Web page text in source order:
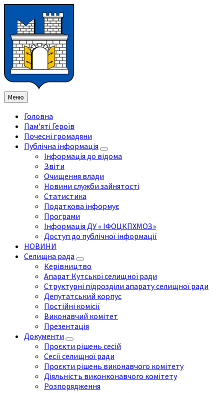
змісту
ліву
бічну
панель
праву
бічну
панель
нижнього
колонтитула
Меню
Головна
Пам'яті Героїв
Почесні громадяни
Публічна інформація
Інформація до відома
Звіти
Очищення влади
Новини служби зайнятості
Статистика
Податкова інформує
Програми
Інформація ДУ « ІФОЦКПХМОЗ»
Доступ до публічної інформації
НОВИНИ
Селищна рада
Керівництво
Апарат Кутської селищної ради
Структурні підрозділи апарату селищної ради
Депутатський корпус
Постійні комісії
Виконавчий комітет
Презентація
Документи
Проєкти рішень сесій
Сесії селищної ради
Проєкти рішень виконавчого комітету
Діяльність виконконавчого комітету
Розпорядження